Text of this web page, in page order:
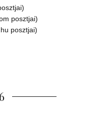
posztjai)
posztjai)